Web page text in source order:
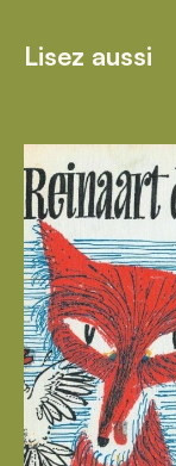
Lisez aussi